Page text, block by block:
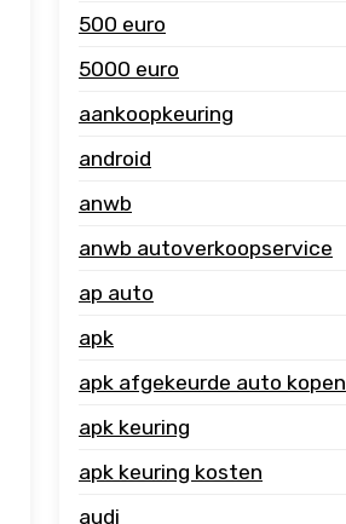
500 euro
5000 euro
aankoopkeuring
android
anwb
anwb autoverkoopservice
ap auto
apk
apk afgekeurde auto kopen
apk keuring
apk keuring kosten
audi